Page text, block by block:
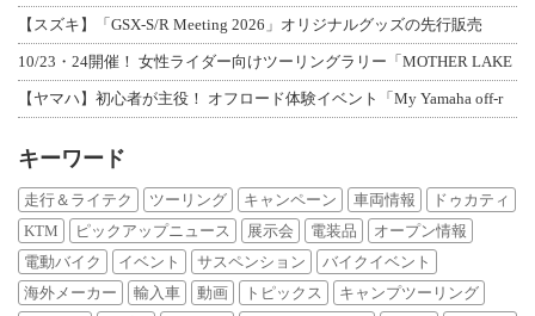
【スズキ】「GSX-S/R Meeting 2026」オリジナルグッズの先行販売
10/23・24開催！ 女性ライダー向けツーリングラリー「MOTHER LAKE
【ヤマハ】初心者が主役！ オフロード体験イベント「My Yamaha off-r
キーワード
走行＆ライテク ツーリング キャンペーン 車両情報
ドゥカティ
KTM
ピックアップニュース 展示会 電装品
オープン情報
電動バイク
イベント サスペンション
バイクイベント
海外メーカー
輸入車 動画 トピックス
キャンプツーリング